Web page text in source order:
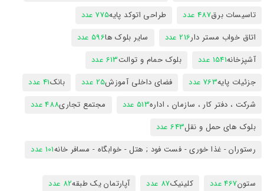
تاسیسات برق487 عدد طراحی اتوکد پایه775 عدد
اتاق خواب مستر دار216 عدد سایر بلوک ها596 عدد
آشپزخانه1541 عدد بلوک حمام و توالت613 عدد
جزئیات پایه763 عدد فضای داخلی آموزش25 عدد بانک41 عدد
شرکت ، دفتر کار ، سازمان ، اداره513 عدد مجتمع تجاری488 عدد
بلوک های حمل و نقل643 عدد
رستوران - غذا خوری - فست فود ; هتل - خوابگاه - مسافر خانه101 عدد
ستون467 عدد کلینیک87 عدد آپارتمان یک طبقه82 عدد